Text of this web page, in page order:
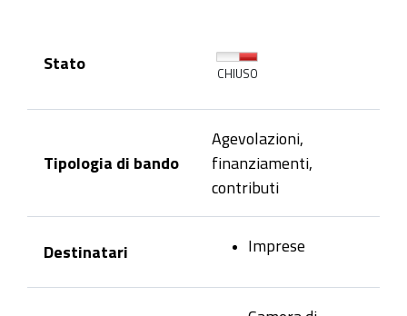
Stato
CHIUSO
Tipologia di bando
Agevolazioni,
finanziamenti,
contributi
Destinatari Imprese